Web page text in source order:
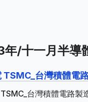
/十一月半導
TSMC_台灣積體電
台灣積體電路